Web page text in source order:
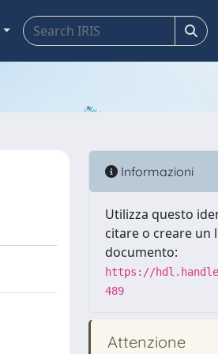
Informazioni
Utilizza questo
citare o creare un
documento:
https://
489
Attenzione